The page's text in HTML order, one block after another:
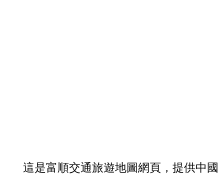
這是富順交通旅遊地圖網頁，提供中國